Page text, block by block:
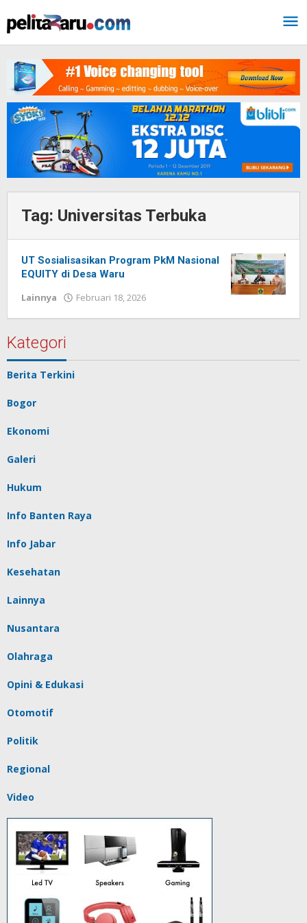
ke
konten
Tag: Universitas Terbuka
UT Sosialisasikan Program PkM Nasional
EQUITY di Desa Waru
Lainnya
Februari 18, 2026
Kategori
Berita Terkini
Bogor
Ekonomi
Galeri
Hukum
Info Banten Raya
Info Jabar
Kesehatan
Lainnya
Nusantara
Olahraga
Opini & Edukasi
Otomotif
Politik
Regional
Video